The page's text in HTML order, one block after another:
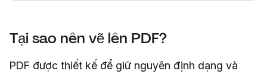
Tại sao nên vẽ lên PDF?
PDF được thiết kế để giữ nguyên định dạng và